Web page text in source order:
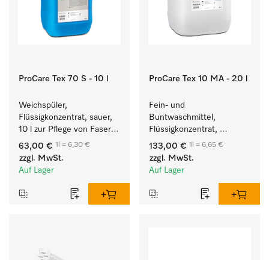
ProCare Tex 70 S - 10 l
Weichspüler,
Flüssigkonzentrat, sauer,
10 l zur Pflege von Fasern
für eine langfristige
Geschmeidigkeit der
Textilien.
63,00 € 1l = 6,30 €
zzgl. MwSt.
Auf Lager
ProCare Tex 10 MA - 20 l
Fein- und
Buntwaschmittel,
Flüssigkonzentrat,
mildalkalisch, 20 l zur
Reinigung von
Buntwäsche und
133,00 € 1l = 6,65 €
zzgl. MwSt.
Auf Lager